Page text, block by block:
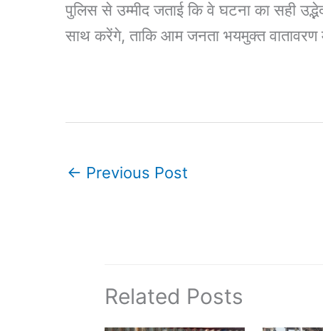
पुलिस से उम्मीद जताई कि वे घटना का सही
साथ करेंगे, ताकि आम जनता भयमुक्त
← Previous Post
Related Posts